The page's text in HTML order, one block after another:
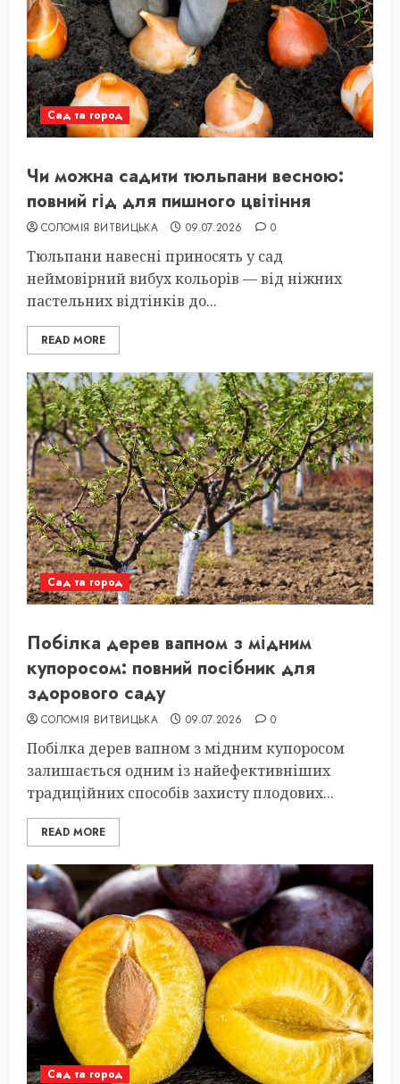
Сад та город
Чи можна садити тюльпани весною:
повний гід для пишного цвітіння
СОЛОМІЯ ВИТВИЦЬКА 09.07.2026 0
Тюльпани навесні приносять у сад
неймовірний вибух кольорів — від ніжних
пастельних відтінків до...
READ MORE
Сад та город
Побілка дерев вапном з мідним
купоросом: повний посібник для
здорового саду
СОЛОМІЯ ВИТВИЦЬКА 09.07.2026 0
Побілка дерев вапном з мідним купоросом
залишається одним із найефективніших
традиційних способів захисту плодових...
READ MORE
Сад та город